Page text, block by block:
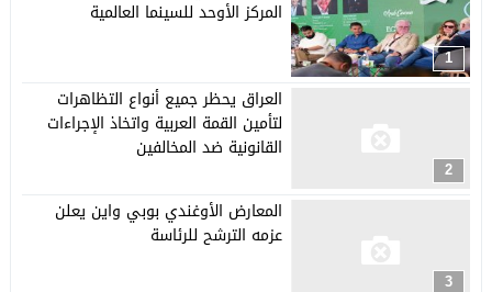
1
المركز الأوحد للسينما العالمية
2
العراق يحظر جميع أنواع التظاهرات
لتأمين القمة العربية واتخاذ الإجراءات
القانونية ضد المخالفين
3
المعارض الأوغندي بوبي واين يعلن
عزمه الترشح للرئاسة